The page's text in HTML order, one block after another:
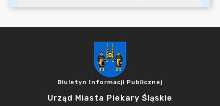
Biuletyn Informacji Publicznej
Urząd Miasta Piekary Śląskie